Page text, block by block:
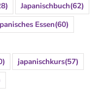
Japanischbuch(62)
Essen(60)
japanischkurs(57)